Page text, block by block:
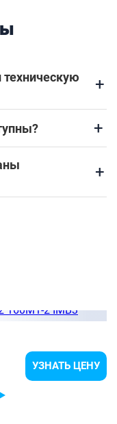
техническую
+
+
+
УЗНАТЬ ЦЕНУ